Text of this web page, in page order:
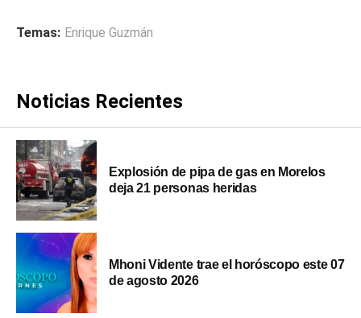
Temas: Enrique Guzmán
Noticias Recientes
Explosión de pipa de gas en Morelos
deja 21 personas heridas
Mhoni Vidente trae el horóscopo este 07
de agosto 2026